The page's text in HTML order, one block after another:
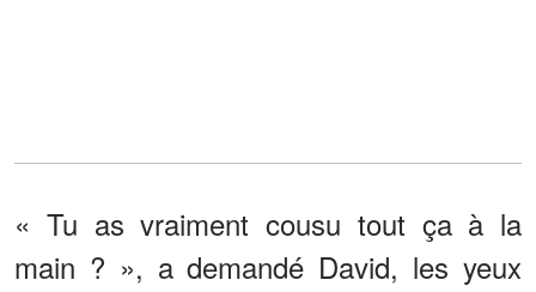
« Tu as vraiment cousu tout ça à la
main ? », a demandé David, les yeux